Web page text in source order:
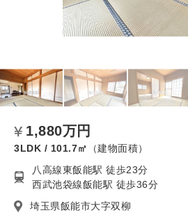
1,880万円
3LDK / 101.7㎡ （建物面積）
八高線東飯能駅 徒歩23分
西武池袋線飯能駅 徒歩36分
埼玉県飯能市大字双柳